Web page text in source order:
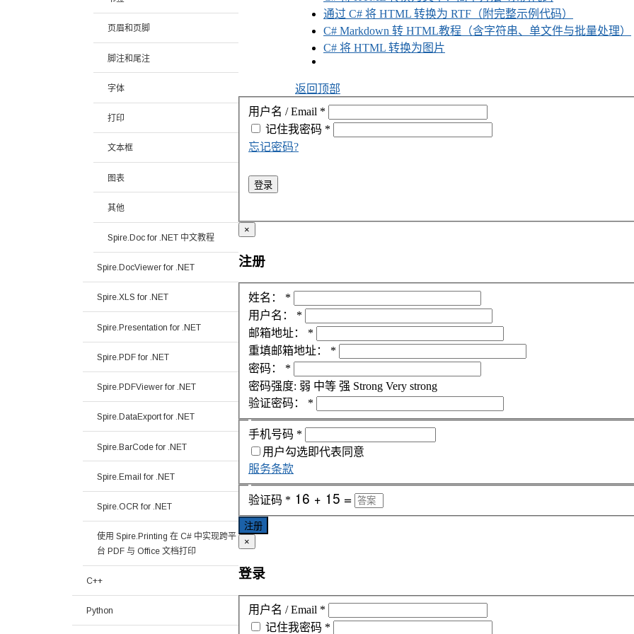
通过 C# 将 HTML 转换为 RTF（附完整示例代码）
C# Markdown 转 HTML教程（含字符串、单文件与批量处理）
C# 将 HTML 转换为图片
返回顶部
页眉和页脚
脚注和尾注
字体
打印
文本框
图表
其他
Spire.Doc for .NET 中文教程
Spire.DocViewer for .NET
Spire.XLS for .NET
Spire.Presentation for .NET
Spire.PDF for .NET
Spire.PDFViewer for .NET
Spire.DataExport for .NET
Spire.BarCode for .NET
Spire.Email for .NET
Spire.OCR for .NET
使用 Spire.Printing 在 C# 中实现跨平
台 PDF 与 Office 文档打印
C++
Python
用户名 / Email *
密码 *
记住我
忘记密码?
登录
×
注册
姓名：
*
用户名：
*
邮箱地址：
*
重填邮箱地址：
*
密码：
*
密码强度: 弱 中等 强 Strong Very strong
验证密码：
*
手机号码 *
用户勾选即代表同意
服务条款
验证码 *
注册
×
登录
用户名 / Email *
密码 *
记住我